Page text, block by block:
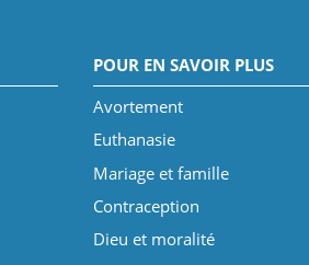
POUR EN SAVOIR PLUS
Avortement
Euthanasie
Mariage et famille
Contraception
Dieu et moralité